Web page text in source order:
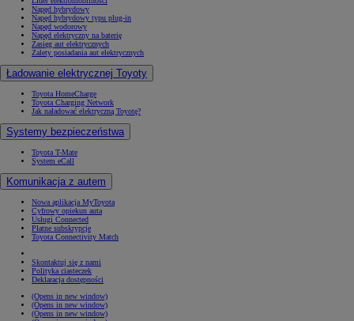
Napęd hybrydowy
Napęd hybrydowy typu plug-in
Napęd wodorowy
Napęd elektryczny na baterię
Zasięg aut elektrycznych
Zalety posiadania aut elektrycznych
Ładowanie elektrycznej Toyoty
Toyota HomeCharge
Toyota Charging Network
Jak naładować elektryczną Toyotę?
Systemy bezpieczeństwa
Toyota T-Mate
System eCall
Komunikacja z autem
Nowa aplikacja MyToyota
Cyfrowy opiekun auta
Usługi Connected
Płatne subskrypcje
Toyota Connectivity Match
Skontaktuj się z nami
Polityka ciasteczek
Deklaracja dostępności
(Opens in new window)
(Opens in new window)
(Opens in new window)